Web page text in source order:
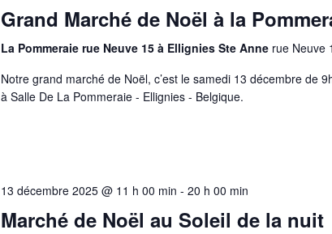
Grand Marché de Noël à la
La Pommeraie rue Neuve 15 à Ellignies Ste Anne rue Neuve
Notre grand marché de Noël, c’est le samedi 13 décembre de
à Salle De La Pommeraie - Ellignies - Belgique.
13 décembre 2025 @ 11 h 00 min - 20 h 00 min
Marché de Noël au Soleil de la nuit